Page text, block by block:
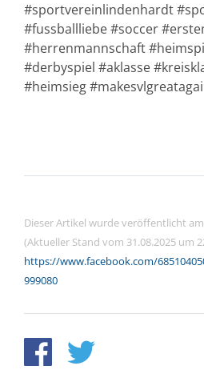
#sportvereinlindenhardt
#fussballliebe #soccer
#herrenmannschaft
#derbyspiel #aklasse
#heimsieg
Dieser Artikel wurde veröffentlicht
(Aktueller Stand vom 31.08.2025 um
https://www.facebook.com/
999080